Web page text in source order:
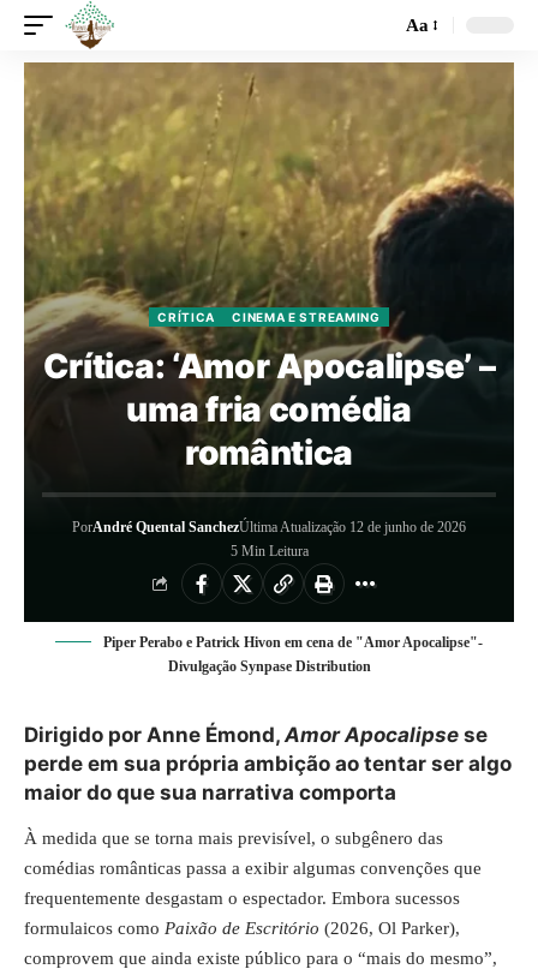
Aa
CRÍTICA CINEMA E STREAMING
Crítica: ‘Amor Apocalipse’ –
uma fria comédia
romântica
PorAndré Quental SanchezÚltima Atualização 12 de junho de 2026
5 Min Leitura
Piper Perabo e Patrick Hivon em cena de "Amor Apocalipse"-
Divulgação Synpase Distribution
Dirigido por Anne Émond,Amor Apocalipse se
perde em sua própria ambição ao tentar ser algo
maior do que sua narrativa comporta
À medida que se torna mais previsível, o subgênero das
comédias românticas passa a exibir algumas convenções que
frequentemente desgastam o espectador. Embora sucessos
formulaicos como Paixão de Escritório (2026, Ol Parker),
comprovem que ainda existe público para o “mais do mesmo”,